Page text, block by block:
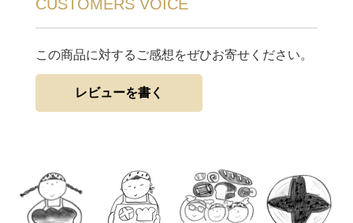
CUSTOMERS VOICE
この商品に対するご感想をぜひお寄せください。
レビューを書く